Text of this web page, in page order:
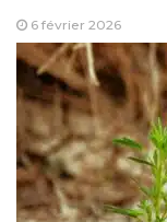
6 février 2026